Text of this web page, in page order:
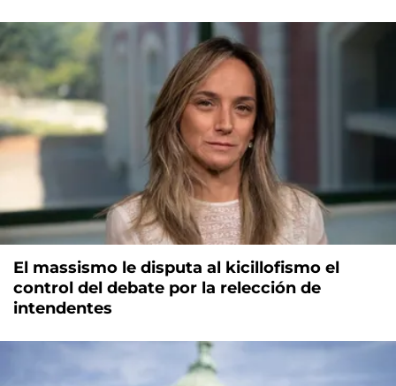
El massismo le disputa al kicillofismo el
control del debate por la relección de
intendentes